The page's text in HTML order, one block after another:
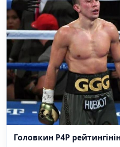
Головкин P4P